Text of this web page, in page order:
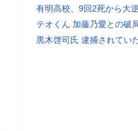
有明高校、9回2死から大
テオくん 加藤乃愛との破
黒木啓司氏 逮捕されてい